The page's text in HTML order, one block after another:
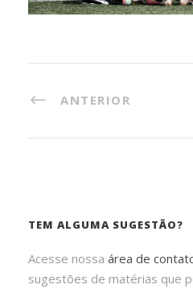
ANTERIOR
TEM ALGUMA SUGESTÃO?
Acesse nossa área de
sugestões de matérias que